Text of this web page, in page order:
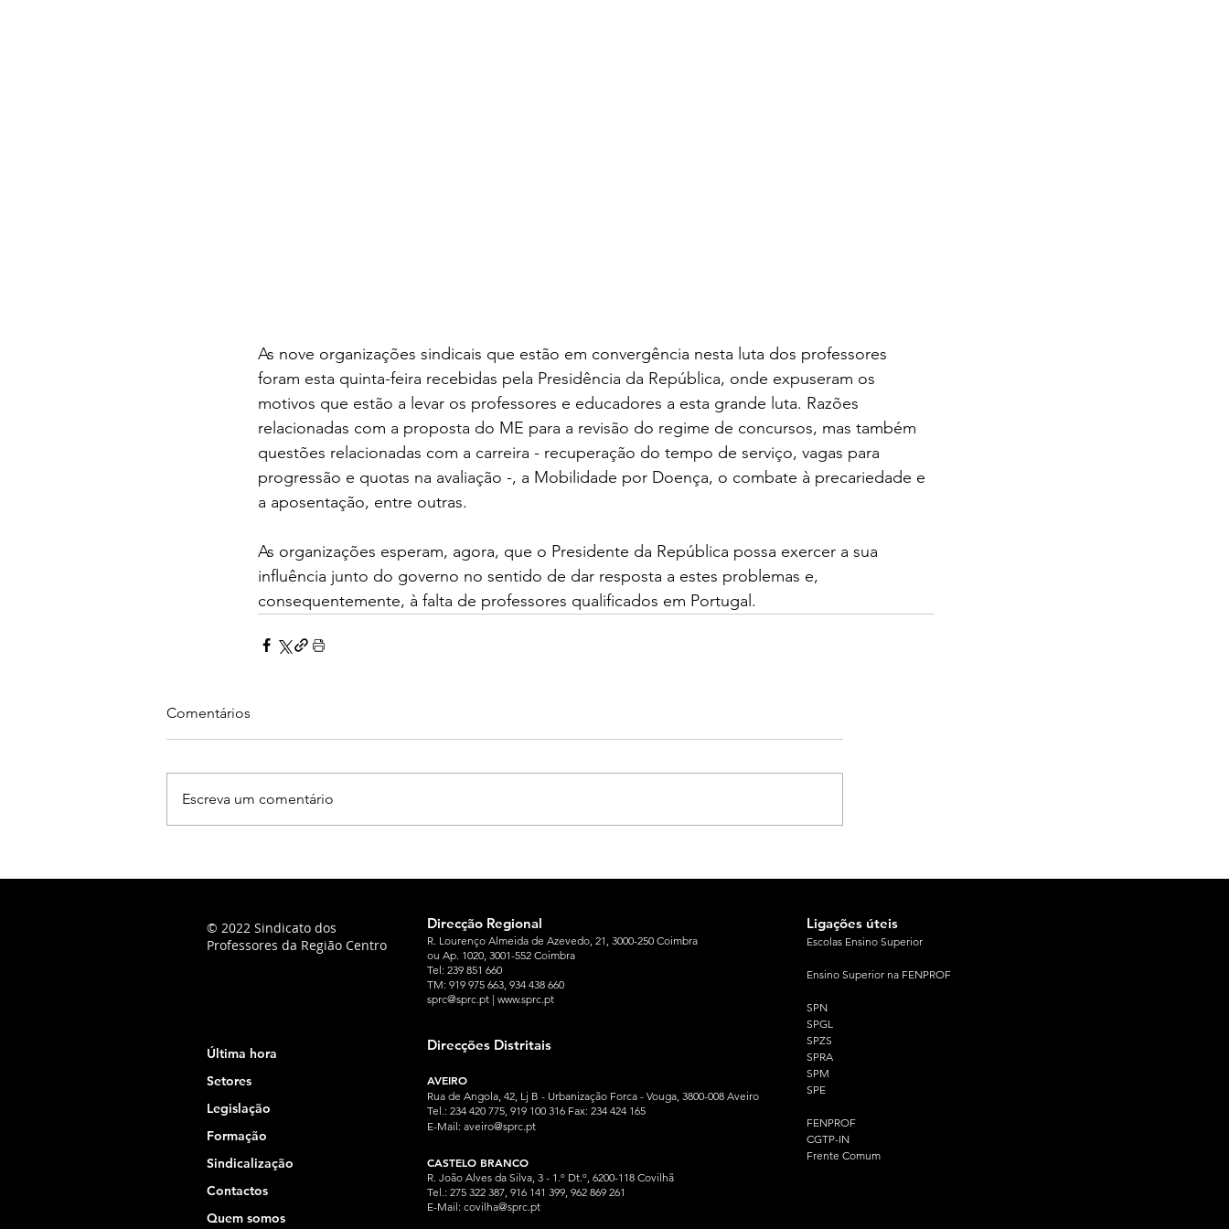
As nove organizações sindicais que estão em convergência nesta luta dos professores
foram esta quinta-feira recebidas pela Presidência da República, onde expuseram os
motivos que estão a levar os professores e educadores a esta grande luta. Razões
relacionadas com a proposta do ME para a revisão do regime de concursos, mas também
questões relacionadas com a carreira - recuperação do tempo de serviço, vagas para
progressão e quotas na avaliação -, a Mobilidade por Doença, o combate à precariedade e
a aposentação, entre outras.
As organizações esperam, agora, que o Presidente da República possa exercer a sua
influência junto do governo no sentido de dar resposta a estes problemas e,
consequentemente, à falta de professores qualificados em Portugal.
Comentários
Escreva um comentário
© 2022 Sindicato dos
Professores da Região Centro
Direcção Regional
R. Lourenço Almeida de Azevedo, 21, 3000-250 Coimbra
ou Ap. 1020, 3001-552 Coimbra
Tel: 239 851 660
TM: 919 975 663, 934 438 660
sprc@sprc.pt | www.sprc.pt
Última hora
Setores
Legislação
Formação
Sindicalização
Contactos
Quem somos
Direcções Distritais
AVEIRO
Rua de Angola, 42, Lj B - Urbanização Forca - Vouga, 3800-008 Aveiro
Tel.: 234 420 775, 919 100 316 Fax: 234 424 165
E-Mail: aveiro@sprc.pt
CASTELO BRANCO
R. João Alves da Silva, 3 - 1.º Dt.º, 6200-118 Covilhã
Tel.: 275 322 387, 916 141 399, 962 869 261
E-Mail: covilha@sprc.pt
Ligações úteis
Escolas Ensino Superior
Ensino Superior na FENPROF
SPN
SPGL
SPZS
SPRA
SPM
SPE
FENPROF
CGTP-IN
Frente Comum